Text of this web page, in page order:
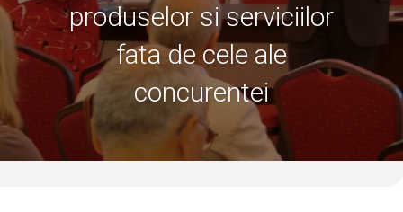
produselor si serviciilor
fata de cele ale
concurentei